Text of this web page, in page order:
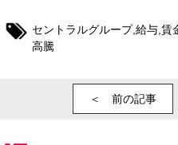
セントラルグループ,給与 賃
高騰
＜ 前の記事